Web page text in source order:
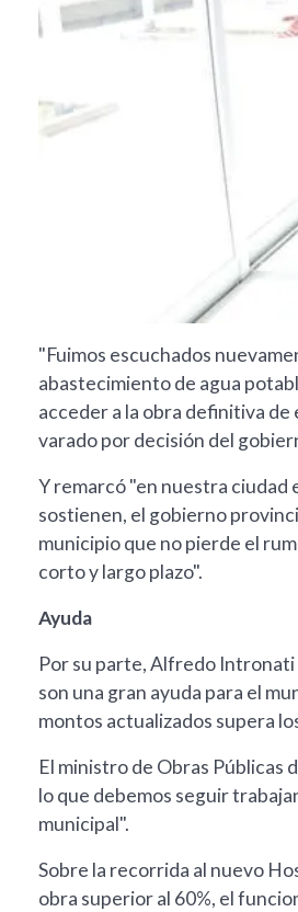
"Fuimos escuchados
abastecimiento de agua
acceder a la obra definitiva
varado por decisión del
Y remarcó "en nuestra ciudad
sostienen, el gobierno
municipio que no pierde el
corto y largo plazo".
Ayuda
Por su parte, Alfredo
son una gran ayuda para el
montos actualizados supera
El ministro de Obras Públicas
lo que debemos seguir
municipal".
Sobre la recorrida al nuevo
obra superior al 60%, el